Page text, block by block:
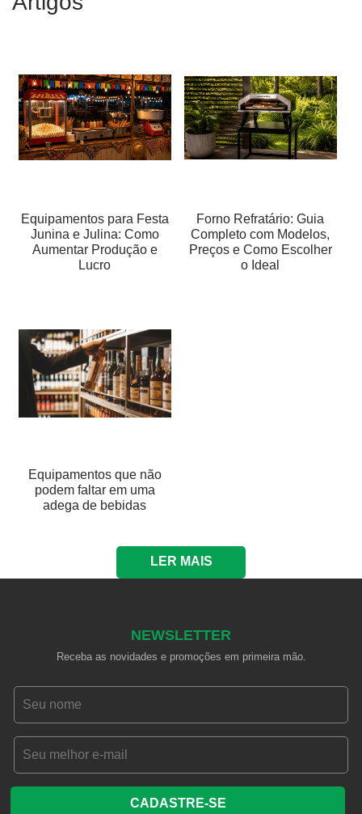
Equipamentos para Festa
Junina e Julina: Como
Aumentar Produção e
Lucro
Forno Refratário: Guia
Completo com Modelos,
Preços e Como Escolher
o Ideal
Equipamentos que não
podem faltar em uma
adega de bebidas
LER MAIS
NEWSLETTER
Receba as novidades e promoções em primeira mão.
CADASTRE-SE